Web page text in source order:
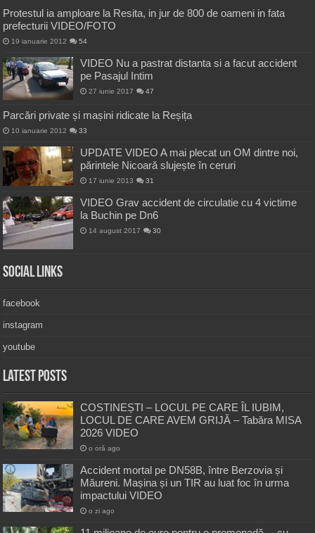
Protestul ia amploare la Resita, in jur de 800 de oameni in fata
prefecturii VIDEO/FOTO
19 ianuarie 2012 54
VIDEO Nu a pastrat distanta si a facut accident
pe Pasajul Intim
27 iunie 2017 47
Parcări private și mașini ridicate la Reșița
10 ianuarie 2012 33
UPDATE VIDEO A mai plecat un OM dintre noi,
părintele Nicoară slujește în ceruri
17 iunie 2013 31
VIDEO Grav accident de circulatie cu 4 victime
la Buchin pe Dn6
14 august 2017 30
Social Links
facebook
instagram
youtube
Latest Posts
COSTINEȘTI – LOCUL PE CARE ÎL IUBIM,
LOCUL DE CARE AVEM GRIJĂ – Tabăra MISA
2026 VIDEO
o oră ago
Accident mortal pe DN58B, între Berzovia și
Măureni. Mașina și un TIR au luat foc în urma
impactului VIDEO
o zi ago